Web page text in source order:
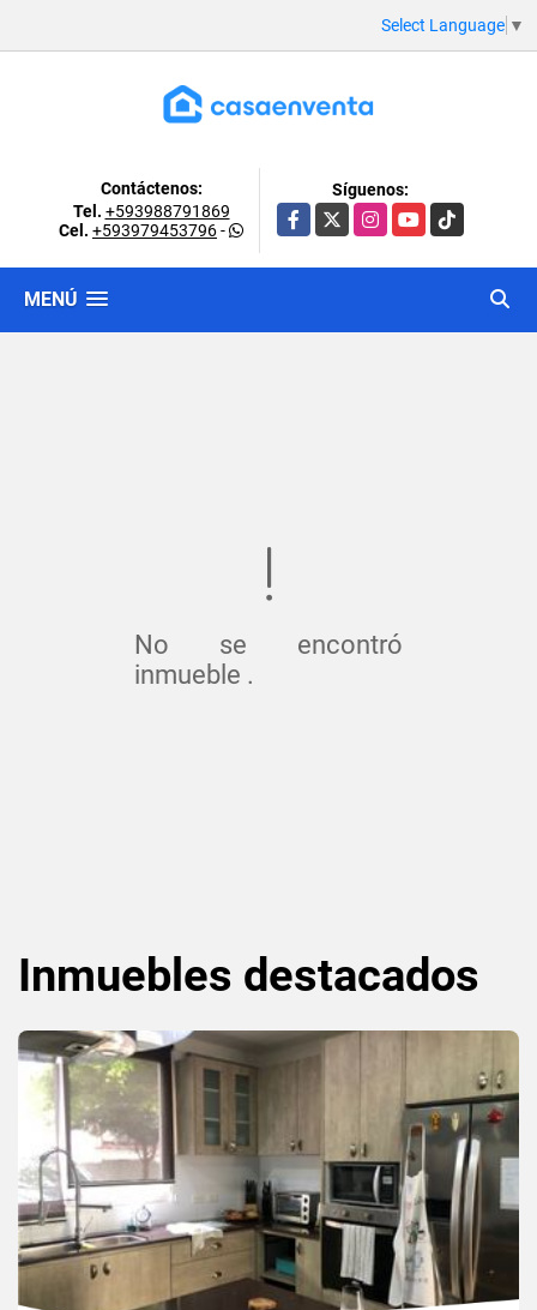
Select Language ▼
Contáctenos:
Tel. +593988791869
Cel. +593979453796-
Síguenos:
Facebook
X InstagramYouTubeTikTok
MENÚ
No se encontró
inmueble .
Inmuebles destacados